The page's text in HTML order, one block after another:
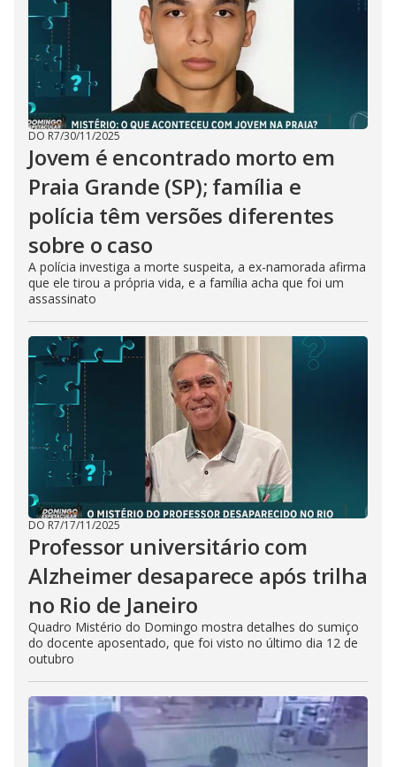
DO R7/30/11/2025
Jovem é encontrado morto em
Praia Grande (SP); família e
polícia têm versões diferentes
sobre o caso
A polícia investiga a morte suspeita, a ex-namorada afirma
que ele tirou a própria vida, e a família acha que foi um
assassinato
DO R7/17/11/2025
Professor universitário com
Alzheimer desaparece após trilha
no Rio de Janeiro
Quadro Mistério do Domingo mostra detalhes do sumiço
do docente aposentado, que foi visto no último dia 12 de
outubro